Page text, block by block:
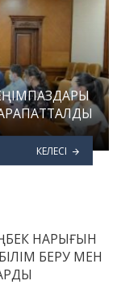
КЕЛЕСІ
НАРЫҒЫН
БЕРУ МЕН